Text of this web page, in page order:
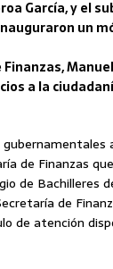
García, y el
un
a la
de Finanzas
de Bachilleres
de
de atención